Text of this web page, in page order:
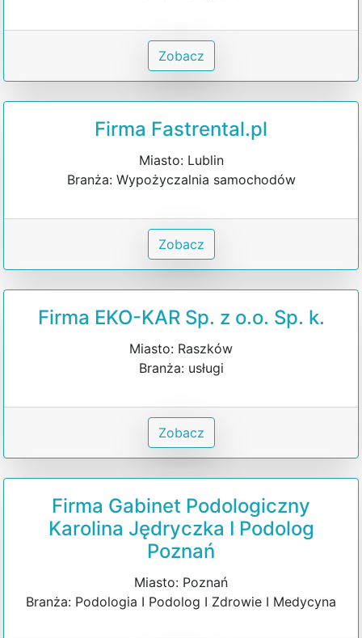
Zobacz
Firma Fastrental.pl
Miasto: Lublin
Branża: Wypożyczalnia samochodów
Zobacz
Firma EKO-KAR Sp. z o.o. Sp. k.
Miasto: Raszków
Branża: usługi
Zobacz
Firma Gabinet Podologiczny
Karolina Jędryczka I Podolog
Poznań
Miasto: Poznań
Branża: Podologia I Podolog I Zdrowie I Medycyna